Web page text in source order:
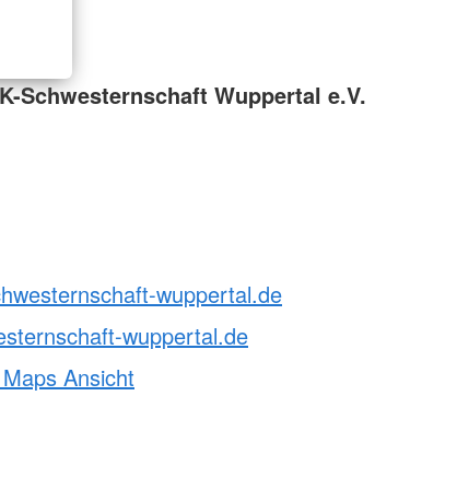
Schwesternschaft Wuppertal e.V.
wuppertal.de
wuppertal.de
Ansicht